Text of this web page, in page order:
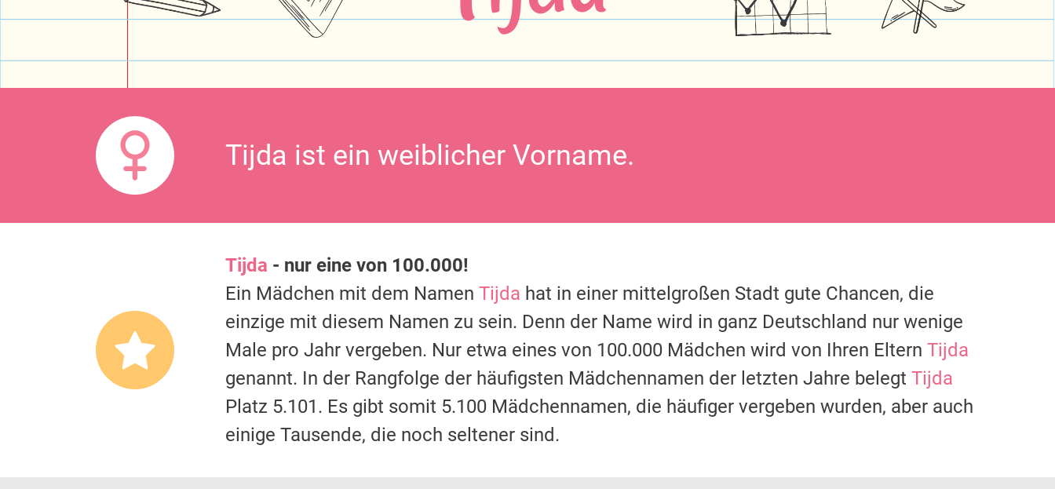
Tijda ist ein weiblicher Vorname.
Tijda - nur eine von 100.000!
Ein Mädchen mit dem Namen Tijda hat in einer mittelgroßen Stadt gute Chancen, die
einzige mit diesem Namen zu sein. Denn der Name wird in ganz Deutschland nur wenige
Male pro Jahr vergeben. Nur etwa eines von 100.000 Mädchen wird von Ihren Eltern Tijda
genannt. In der Rangfolge der häufigsten Mädchennamen der letzten Jahre belegt Tijda
Platz 5.101. Es gibt somit 5.100 Mädchennamen, die häufiger vergeben wurden, aber auch
einige Tausende, die noch seltener sind.